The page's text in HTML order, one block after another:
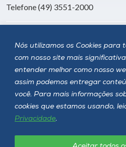
Nós utilizamos os Cookies para
com nosso site mais
entender melhor como nosso
assim podemos entregar
você. Para mais informações
cookies que estamos usando,
Privacidade.
Telefone (49) 3551-2000
Siga a Unoesc